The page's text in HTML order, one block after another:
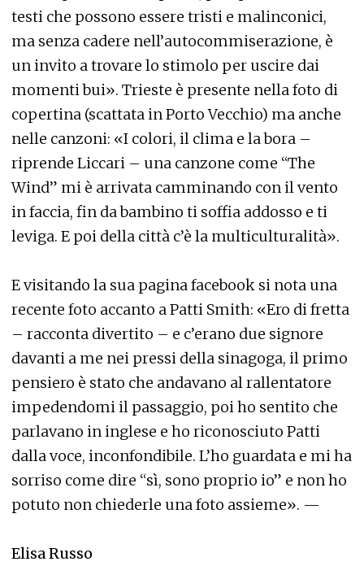
testi che possono essere tristi e malinconici,
ma senza cadere nell’autocommiserazione, è
un invito a trovare lo stimolo per uscire dai
momenti bui». Trieste è presente nella foto di
copertina (scattata in Porto Vecchio) ma anche
nelle canzoni: «I colori, il clima e la bora –
riprende Liccari – una canzone come “The
Wind” mi è arrivata camminando con il vento
in faccia, fin da bambino ti soffia addosso e ti
leviga. E poi della città c’è la multiculturalità».
E visitando la sua pagina facebook si nota una
recente foto accanto a Patti Smith: «Ero di fretta
– racconta divertito – e c’erano due signore
davanti a me nei pressi della sinagoga, il primo
pensiero è stato che andavano al rallentatore
impedendomi il passaggio, poi ho sentito che
parlavano in inglese e ho riconosciuto Patti
dalla voce, inconfondibile. L’ho guardata e mi ha
sorriso come dire “sì, sono proprio io” e non ho
potuto non chiederle una foto assieme». —
Elisa Russo